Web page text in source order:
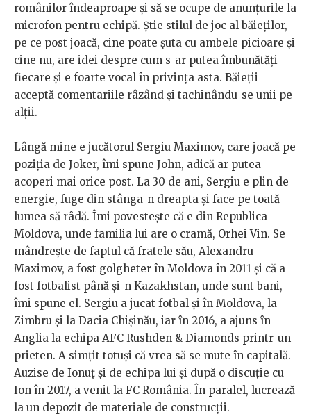
românilor îndeaproape și să se ocupe de anunțurile la
microfon pentru echipă. Știe stilul de joc al băieților,
pe ce post joacă, cine poate șuta cu ambele picioare și
cine nu, are idei despre cum s-ar putea îmbunătăți
fiecare și e foarte vocal în privința asta. Băieții
acceptă comentariile râzând și tachinându-se unii pe
alții.
Lângă mine e jucătorul Sergiu Maximov, care joacă pe
poziția de Joker, îmi spune John, adică ar putea
acoperi mai orice post. La 30 de ani, Sergiu e plin de
energie, fuge din stânga-n dreapta și face pe toată
lumea să râdă. Îmi povestește că e din Republica
Moldova, unde familia lui are o cramă, Orhei Vin. Se
mândrește de faptul că fratele său, Alexandru
Maximov, a fost golgheter în Moldova în 2011 și că a
fost fotbalist până și-n Kazakhstan, unde sunt bani,
îmi spune el. Sergiu a jucat fotbal și în Moldova, la
Zimbru și la Dacia Chișinău, iar în 2016, a ajuns în
Anglia la echipa AFC Rushden & Diamonds printr-un
prieten. A simțit totuși că vrea să se mute în capitală.
Auzise de Ionuț și de echipa lui și după o discuție cu
Ion în 2017, a venit la FC România. În paralel, lucrează
la un depozit de materiale de construcții.